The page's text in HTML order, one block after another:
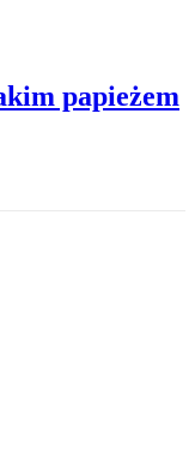
papieżem